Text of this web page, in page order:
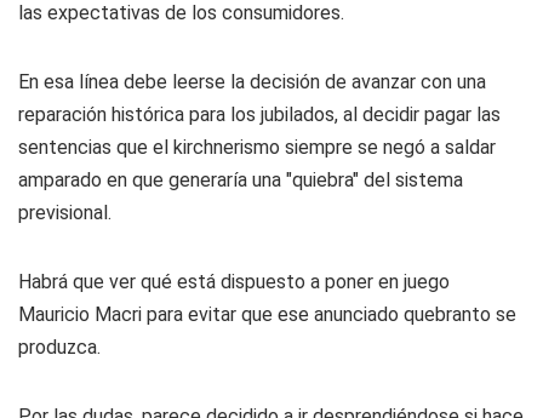
las expectativas de los consumidores.
En esa línea debe leerse la decisión de avanzar con una
reparación histórica para los jubilados, al decidir pagar las
sentencias que el kirchnerismo siempre se negó a saldar
amparado en que generaría una "quiebra" del sistema
previsional.
Habrá que ver qué está dispuesto a poner en juego
Mauricio Macri para evitar que ese anunciado quebranto se
produzca.